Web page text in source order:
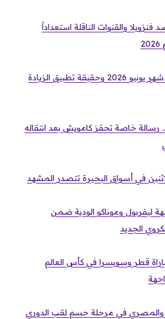
فنزويلا والقنوات الناقلة استعداداً
موعد صرف مرتبات شهر يونيو 2026 وحقيقة تطبيق الزيادة
رسالة خاصة تحفز كامويش بعد انتقاله
في أسواق البحيرة تتصدر المشهد
ليفربول وموناكو الودية ضمن
الجديد
قطر وسويسرا في كأس العالم
والمصري في مرحلة حسم لقب الدوري